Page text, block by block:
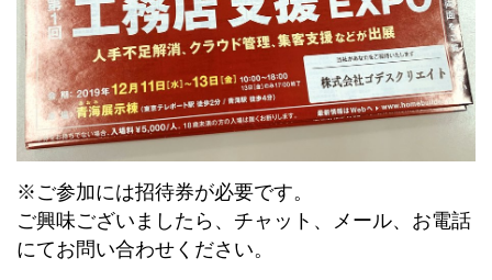
※ご参加には招待券が必要です。
ご興味ございましたら、チャット、メール、お電話
にてお問い合わせください。